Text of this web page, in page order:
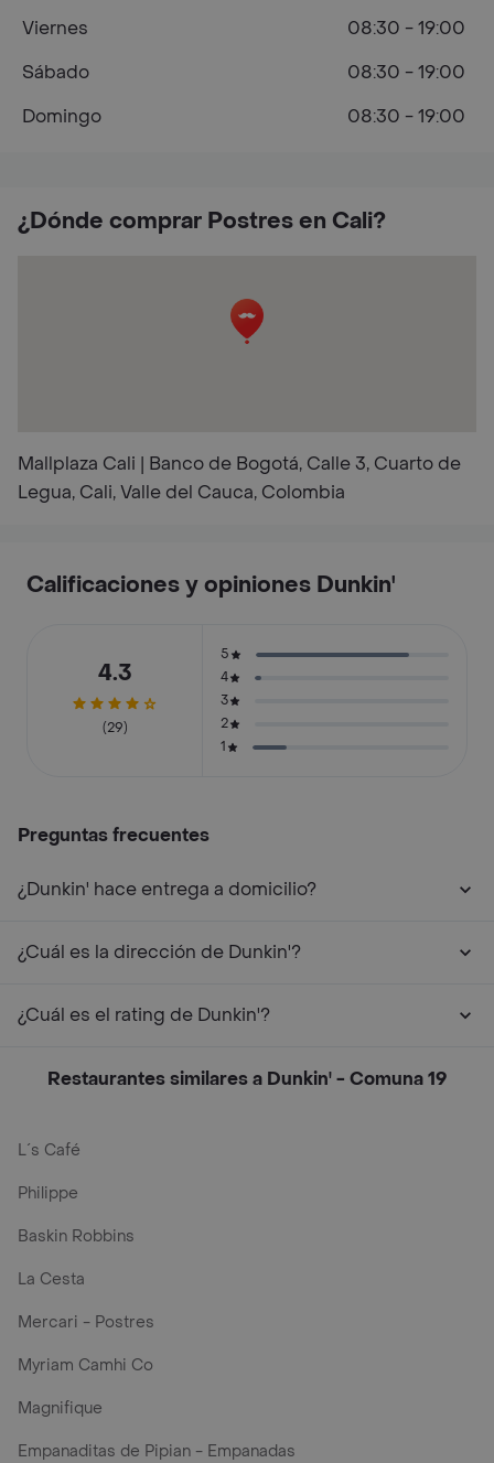
¿Dónde comprar Postres en Cali?
Mallplaza Cali | Banco de Bogotá, Calle 3, Cuarto de
Legua, Cali, Valle del Cauca, Colombia
Viernes
08:30 - 19:00
Sábado
08:30 - 19:00
Domingo
08:30 - 19:00
Calificaciones y opiniones Dunkin'
4.3
(29)
5
4
3
2
1
Preguntas frecuentes
¿Dunkin' hace entrega a domicilio?
¿Cuál es la dirección de Dunkin'?
¿Cuál es el rating de Dunkin'?
Restaurantes similares a Dunkin' - Comuna 19
L´s Café
Philippe
Baskin Robbins
La Cesta
Mercari - Postres
Myriam Camhi Co
Magnifique
Empanaditas de Pipian - Empanadas